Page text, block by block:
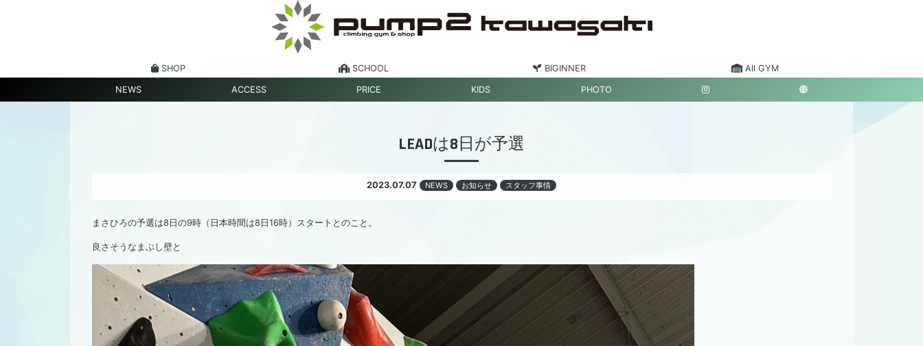
SHOP SCHOOL BIGINNER All GYM
NEWS ACCESS PRICE KIDS PHOTO
LEADは8日が予選
2023.07.07 NEWS お知らせ スタッフ事情
まさひろの予選は8日の9時（日本時間は8日16時）スタートとのこと。
良さそうなまぶし壁と